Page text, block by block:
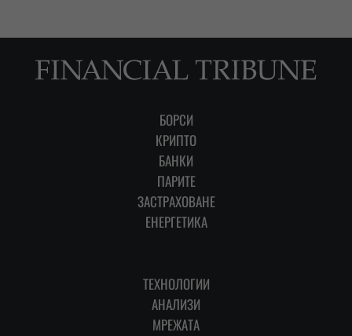
БОРСИ
КРИПТО
БАНКИ
ПАРИТЕ
ЗАСТРАХОВАНЕ
ЕНЕРГЕТИКА
ТЕХНОЛОГИИ
АНАЛИЗИ
МРЕЖАТА